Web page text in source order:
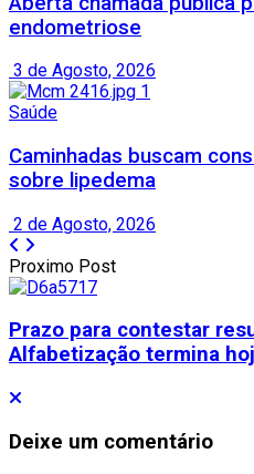
endometriose
3 de Agosto, 2026
Saúde
Caminhadas buscam
sobre lipedema
2 de Agosto, 2026
Proximo Post
Prazo para contestar
Alfabetização termina
Deixe um comentário